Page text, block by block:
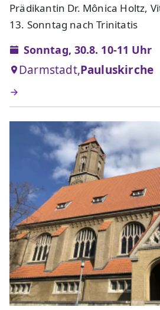
Prädikantin Dr. Mônica Holtz,
13. Sonntag nach Trinitatis
Sonntag, 30.8. 10-11 Uhr
Darmstadt,Pauluskirche